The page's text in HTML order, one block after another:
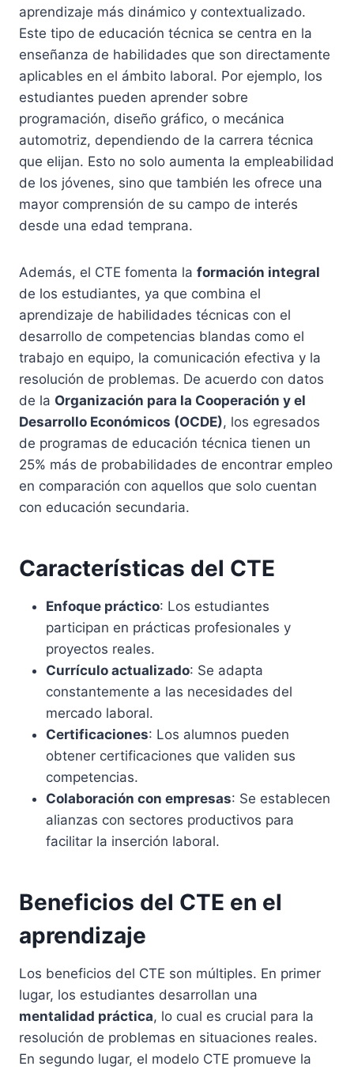
aprendizaje más dinámico y contextualizado.
Este tipo de educación técnica se centra en la
enseñanza de habilidades que son directamente
aplicables en el ámbito laboral. Por ejemplo, los
estudiantes pueden aprender sobre
programación, diseño gráfico, o mecánica
automotriz, dependiendo de la carrera técnica
que elijan. Esto no solo aumenta la empleabilidad
de los jóvenes, sino que también les ofrece una
mayor comprensión de su campo de interés
desde una edad temprana.
Además, el CTE fomenta la formación integral
de los estudiantes, ya que combina el
aprendizaje de habilidades técnicas con el
desarrollo de competencias blandas como el
trabajo en equipo, la comunicación efectiva y la
resolución de problemas. De acuerdo con datos
de la Organización para la Cooperación y el
Desarrollo Económicos (OCDE), los egresados
de programas de educación técnica tienen un
25% más de probabilidades de encontrar empleo
en comparación con aquellos que solo cuentan
con educación secundaria.
Características del CTE
Enfoque práctico: Los estudiantes
participan en prácticas profesionales y
proyectos reales.
Currículo actualizado: Se adapta
constantemente a las necesidades del
mercado laboral.
Certificaciones: Los alumnos pueden
obtener certificaciones que validen sus
competencias.
Colaboración con empresas: Se establecen
alianzas con sectores productivos para
facilitar la inserción laboral.
Beneficios del CTE en el
aprendizaje
Los beneficios del CTE son múltiples. En primer
lugar, los estudiantes desarrollan una
mentalidad práctica, lo cual es crucial para la
resolución de problemas en situaciones reales.
En segundo lugar, el modelo CTE promueve la